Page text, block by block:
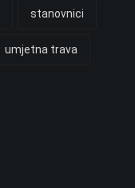
stanovnici
umjetna trava